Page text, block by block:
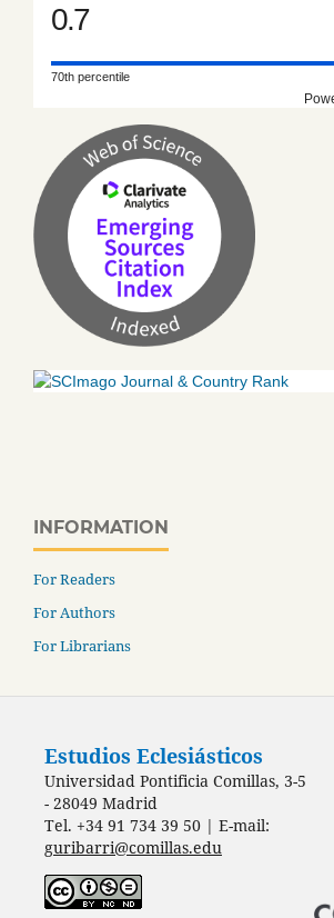
0.7
70th percentile
INFORMATION
For Readers
For Authors
For Librarians
Estudios Eclesiásticos
Universidad Pontificia Comillas, 3-5
- 28049 Madrid
Tel. +34 91 734 39 50 | E-mail:
guribarri@comillas.edu